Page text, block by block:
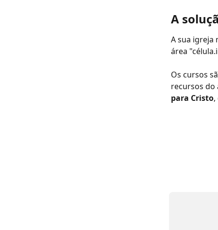
A
A sua igreja
área
Os cursos
recursos do
para Cristo